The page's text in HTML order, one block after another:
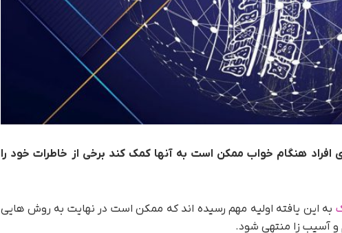
هنگام خواب ممکن است به آنها کمک کند برخی از خاطرات خود را
به این یافته اولیه مهم رسیده اند که ممکن است در نهایت به روش هایی
و آسیب زا منتهی شود.